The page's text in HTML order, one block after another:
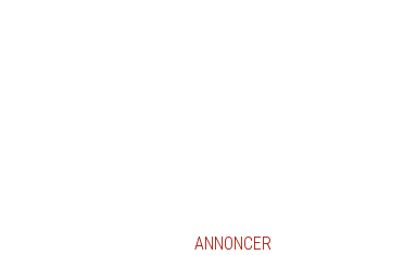
ANNONCER